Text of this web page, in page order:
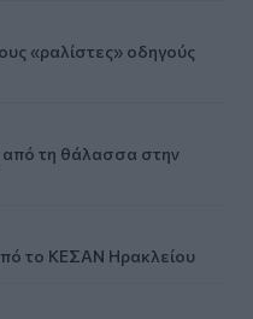
«ραλίστες» οδηγούς
από τη θάλασσα στην
το ΚΕΣΑΝ Ηρακλείου